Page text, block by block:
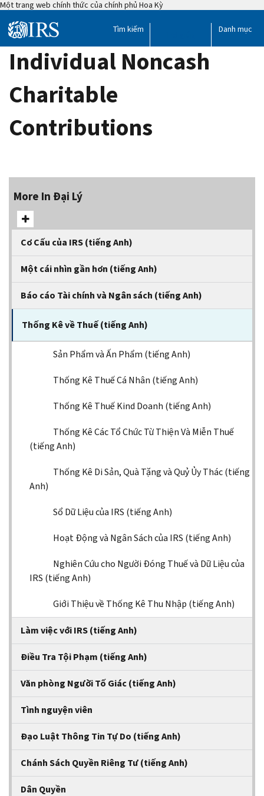
Skip
to
main
content
Một trang web chính thức của chính phủ Hoa Kỳ
Tìm kiếmToggle
Menu
Mobile
Danh mục
Individual Noncash
Charitable
Contributions
More In Đại Lý
Cơ Cấu của IRS (tiếng Anh)
Một cái nhìn gần hơn (tiếng Anh)
Báo cáo Tài chính và Ngân sách (tiếng Anh)
Thống Kê về Thuế (tiếng Anh)
Sản Phẩm và Ấn Phẩm (tiếng Anh)
Thống Kê Thuế Cá Nhân (tiếng Anh)
Thống Kê Thuế Kind Doanh (tiếng Anh)
Thống Kê Các Tổ Chức Từ Thiện Và Miễn Thuế
(tiếng Anh)
Thống Kê Di Sản, Quà Tặng và Quỷ Ủy Thác (tiếng
Anh)
Sổ Dữ Liệu của IRS (tiếng Anh)
Hoạt Động và Ngân Sách của IRS (tiếng Anh)
Nghiên Cứu cho Người Đóng Thuế và Dữ Liệu của
IRS (tiếng Anh)
Giới Thiệu về Thống Kê Thu Nhập (tiếng Anh)
Làm việc với IRS (tiếng Anh)
Điều Tra Tội Phạm (tiếng Anh)
Văn phòng Người Tố Giác (tiếng Anh)
Tình nguyện viên
Đạo Luật Thông Tin Tự Do (tiếng Anh)
Chánh Sách Quyền Riêng Tư (tiếng Anh)
Dân Quyền